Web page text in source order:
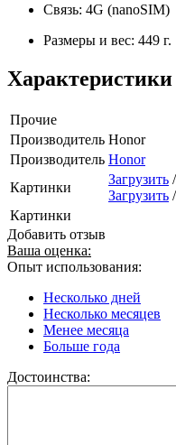
Связь: 4G (nanoSIM)
Размеры и вес: 449 г.
Характеристики
Прочие
Производитель Honor
Производитель Honor
Картинки
Загрузить /
Загрузить /
Картинки
Добавить отзыв
Ваша оценка:
Опыт использования:
Несколько дней
Несколько месяцев
Менее месяца
Больше года
Достоинства: